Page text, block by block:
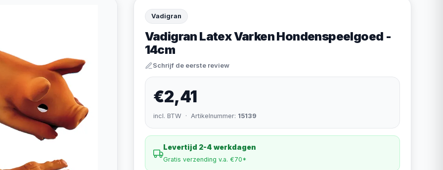
Vadigran
Vadigran Latex Varken Hondenspeelgoed -
14cm
Schrijf de eerste review
€2,41
incl. BTW · Artikelnummer: 15139
Levertijd 2-4 werkdagen
Gratis verzending v.a. €70*